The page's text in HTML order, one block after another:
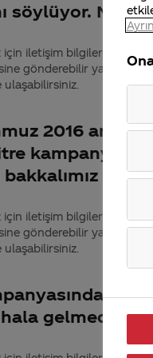
söylüyor. Ne
iletişim bilgilerinizi
gönderebilir ya da 444
2016
bakkalımız giray
iletişim bilgilerinizi
gönderebilir ya da 444
12
gelmedi ne